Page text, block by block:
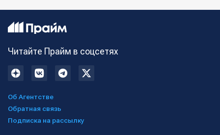
Читайте Прайм в соцсетях
Об Агентстве
Обратная связь
Подписка на рассылку